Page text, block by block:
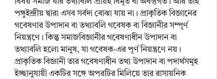
বিষয় সমাজ যার তথ্যাবলি প্রায়ই বিমূর্ত বা অবস্তুগত। আর তাই
পঙ্গুইন্দ্রীয় দ্বারা এসব সর্বদা বোঝা যায় না। প্রাকৃতিক বিজ্ঞানের
গবেষণার উপাদান বা তথ্যাবলি গবেষক বা বিজ্ঞানীর সম্পূর্ণ
নিয়ন্ত্রণে। কিন্তু সমাজবিজ্ঞানীর গবেষণাধীন উপাদান বা
তথ্যাবলি হলো মানুষ, যা গবেষক-এর পূর্ণ নিয়ন্ত্রণে নয়।
প্রাকৃতিক বিজ্ঞানী তার গবেষণাধীন তথ্য উপাদান বা পদার্থসমূহ
ইচ্ছানুযায়ী একটির সঙ্গে অপরটির মিলিয়ে তার রাসায়নিক